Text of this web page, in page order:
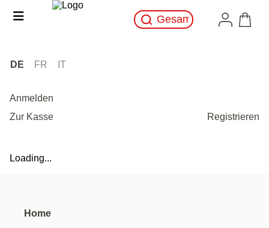
DE FR IT
Anmelden
Zur Kasse
Registrieren
Loading...
Home